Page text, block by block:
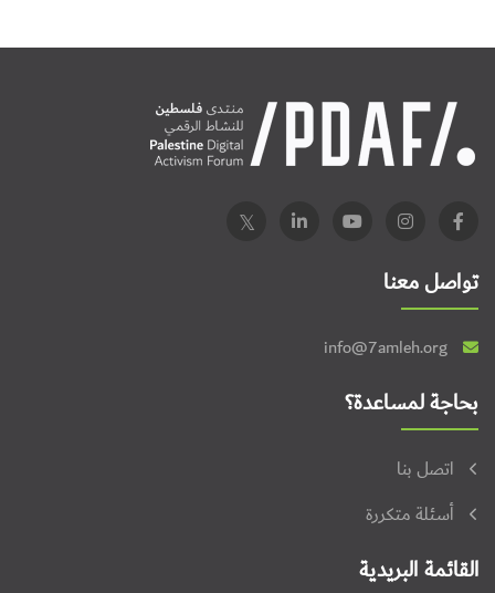
تواصل معنا
info@7amleh.org
بحاجة لمساعدة؟
اتصل بنا
أسئلة متكررة
القائمة البريدية